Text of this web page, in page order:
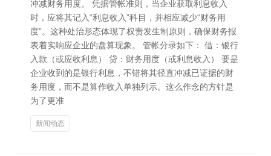
冲减财务用度。 凭据管帐准则，当企业获取利息收入
时，应将其记入“利息收入”科目，并相应减少“财务用
度”。这种处治形态体现了权责发生制原则，确保财务报
表着实响应企业的盘算现象。 管帐分录如下： 借：银行
入款（或应收利息） 贷：财务用度（或利息收入） 要是
企业收到的是银行利息，不错将其径直冲减已证据的财
务用度，而不是算作收入单独列示。这么作念的方针是
为了更准
新闻动态